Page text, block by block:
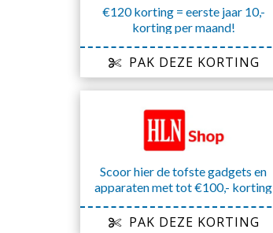
€120 korting = eerste jaar 10,-
korting per maand!
PAK DEZE KORTING
Scoor hier de tofste gadgets en
apparaten met tot €100,- korting
PAK DEZE KORTING